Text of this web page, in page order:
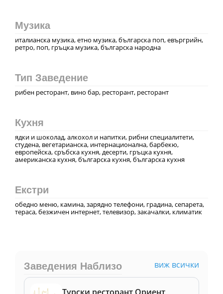
Музика
италианска музика, етно музика, българска поп, евъргрийн,
ретро, поп, гръцка музика, българска народна
Тип Заведение
рибен ресторант, вино бар, ресторант, ресторант
Кухня
ядки и шоколад, алкохол и напитки, рибни специалитети,
студена, вегeтарианска, интернационална, барбекю,
европейска, сръбска кухня, десерти, гръцка кухня,
американска кухня, българска кухня, българска кухня
Екстри
обедно меню, камина, зарядно телефони, градина, сепарета,
тераса, безжичен интернет, телевизор, закачалки, климатик
Заведения Наблизо виж всички